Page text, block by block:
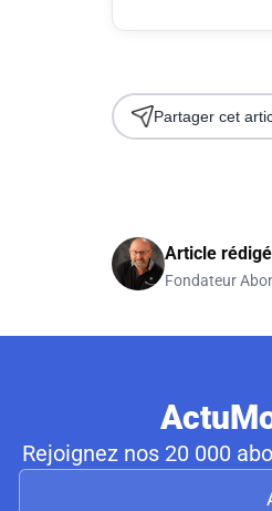
Partager cet
Article
Fondateur
Rejoignez nos 20 000